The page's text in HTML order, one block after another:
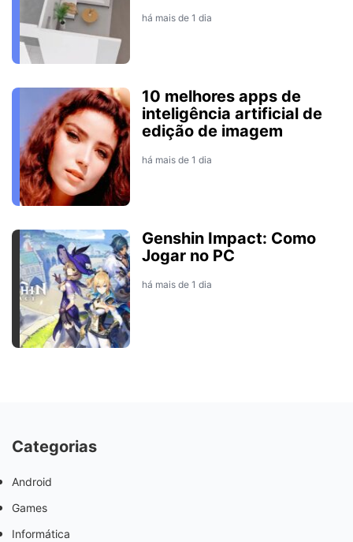
há mais de 1 dia
10 melhores apps de
inteligência artificial de
edição de imagem
há mais de 1 dia
Genshin Impact: Como
Jogar no PC
há mais de 1 dia
Categorias
Android
Games
Informática